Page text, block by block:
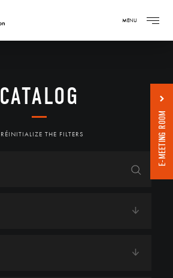
MENU
CATALOG
RÉINITIALIZE THE FILTERS E-MEETING ROOM